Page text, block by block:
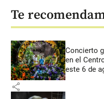
Te
Concierto
en el
este 6 de
share